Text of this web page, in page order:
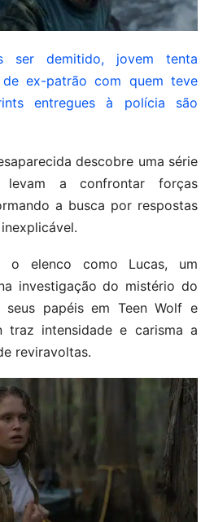
ser demitido, jovem tenta
ex-patrão com quem teve
entregues à polícia são
descobre uma série
a confrontar forças
a busca por respostas
o elenco como Lucas, um
investigação do mistério do
seus papéis em Teen Wolf e
traz intensidade e carisma a
reviravoltas.